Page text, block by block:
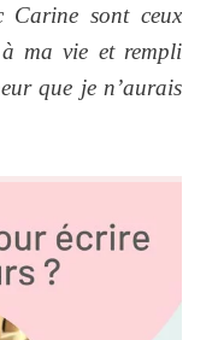
Carine sont ceux
ma vie et rempli
que je n’aurais